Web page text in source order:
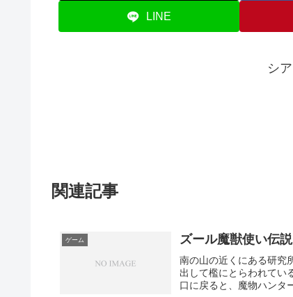
LINE
シ
関連記事
ゲーム ズール魔獣使い伝
南の山の近くにある研究
出して檻にとらわれてい
口に戻ると、魔物ハンタ